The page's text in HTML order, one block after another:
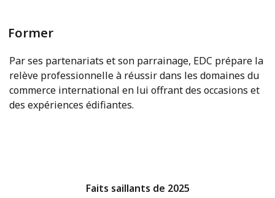
Former
Par ses partenariats et son parrainage, EDC prépare la
relève professionnelle à réussir dans les domaines du
commerce international en lui offrant des occasions et
des expériences édifiantes.
Faits saillants de 2025